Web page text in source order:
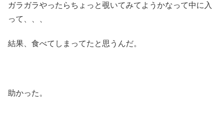
ガラガラやったらちょっと覗いてみてようかなって中に入
って、、、
結果、食べてしまってたと思うんだ。
助かった。